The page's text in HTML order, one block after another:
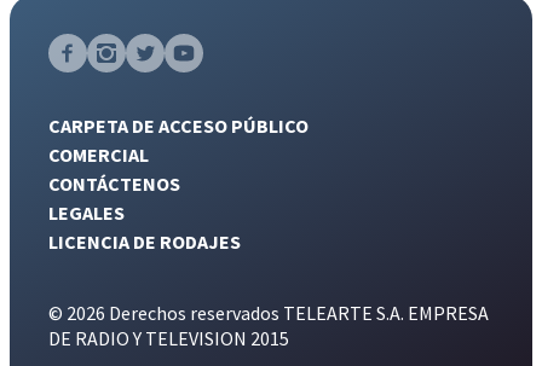
CARPETA DE ACCESO PÚBLICO
COMERCIAL
CONTÁCTENOS
LEGALES
LICENCIA DE RODAJES
© 2026 Derechos reservados TELEARTE S.A. EMPRESA
DE RADIO Y TELEVISION 2015